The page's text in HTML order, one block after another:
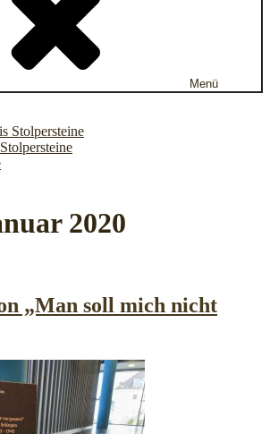
Menü
Stolpersteine
2020
„Man soll mich nicht